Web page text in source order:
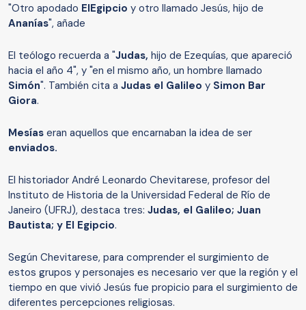
"Otro apodado ElEgipcio y otro llamado Jesús, hijo de
Ananías", añade
El teólogo recuerda a "Judas, hijo de Ezequías, que apareció
hacia el año 4", y "en el mismo año, un hombre llamado
Simón". También cita a Judas el Galileo y Simon Bar
Giora.
Mesías eran aquellos que encarnaban la idea de ser
enviados.
El historiador André Leonardo Chevitarese, profesor del
Instituto de Historia de la Universidad Federal de Río de
Janeiro (UFRJ), destaca tres: Judas, el Galileo; Juan
Bautista; y El Egipcio.
Según Chevitarese, para comprender el surgimiento de
estos grupos y personajes es necesario ver que la región y el
tiempo en que vivió Jesús fue propicio para el surgimiento de
diferentes percepciones religiosas.